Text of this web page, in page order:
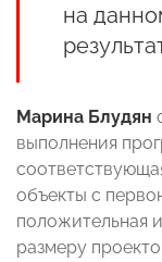
на
Марина Блудян
выполнения
объекты с
положительная
размеру